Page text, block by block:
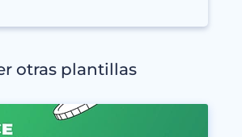
otras plantillas